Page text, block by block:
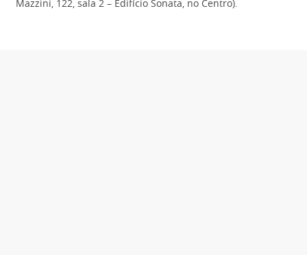
Mazzini, 122, sala 2 – Edifício Sonata, no Centro).